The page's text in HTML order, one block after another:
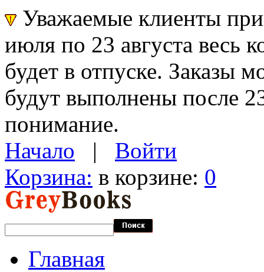
Уважаемые клиенты
июля по 23 августа весь
будет в отпуске. Заказы
будут выполнены после
понимание.
Начало | Войти
Корзина: в корзине: 0
Главная